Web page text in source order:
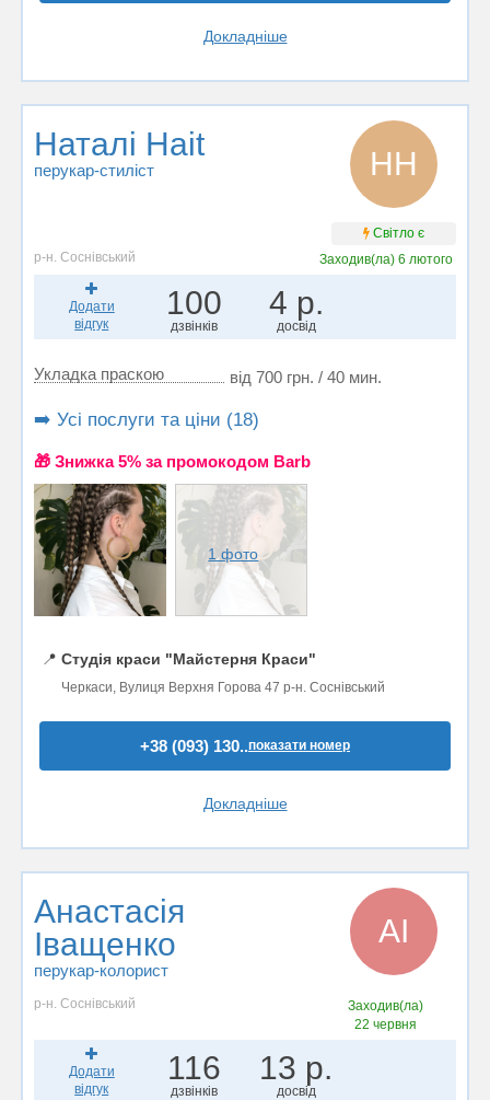
Докладніше
Наталі Hait
перукар-стиліст НH
Світло є
р-н. Соснівський
Заходив(ла) 6 лютого
Додати
відгук
100
дзвінків
4 р.
досвід
Укладка праскою від 700 грн. / 40 мин.
➡️ Усі послуги та ціни (18)
🎁 Знижка 5% за промокодом Barb
1 фото
📍 Студія краси "Майстерня Краси"
Черкаси, Вулиця Верхня Горова 47 р-н. Соснівський
+38 (093) 130..показати номер
Докладніше
Анастасія
Іващенко
перукар-колорист
АІ
р-н. Соснівський
Заходив(ла)
22 червня
Додати
відгук
116
дзвінків
13 р.
досвід